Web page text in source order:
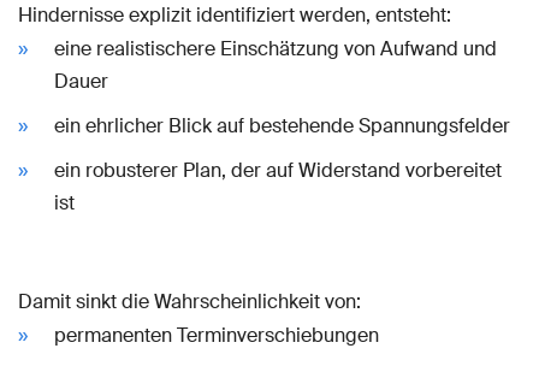
Hindernisse explizit identifiziert werden, entsteht:
eine realistischere Einschätzung von Aufwand und
Dauer
ein ehrlicher Blick auf bestehende Spannungsfelder
ein robusterer Plan, der auf Widerstand vorbereitet
ist
Damit sinkt die Wahrscheinlichkeit von:
permanenten Terminverschiebungen